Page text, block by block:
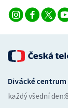
Ostatní
Divácké centrum
každý všední den: